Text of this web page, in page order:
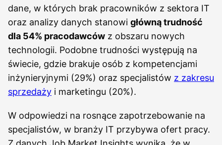
dane, w których brak pracowników z sektora IT
oraz analizy danych stanowi główną trudność
dla 54% pracodawców z obszaru nowych
technologii. Podobne trudności występują na
świecie, gdzie brakuje osób z kompetencjami
inżynieryjnymi (29%) oraz specjalistów z zakresu
sprzedaży i marketingu (20%).
W odpowiedzi na rosnące zapotrzebowanie na
specjalistów, w branży IT przybywa ofert pracy.